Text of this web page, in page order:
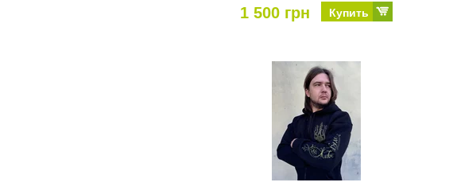
1 500 грн Купить